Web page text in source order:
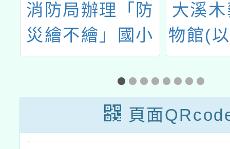
消防局辦理「防
災繪不繪」國小
學童創意繪畫競
大溪
物館(
博館)
度木
教案
頁面